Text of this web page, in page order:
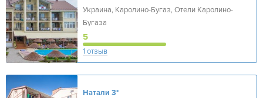
Украина, Каролино-Бугаз, Отели Каролино-
Бугаза
5
1 отзыв
Натали 3*